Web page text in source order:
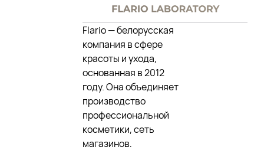
Flario — белорусская
компания в сфере
красоты и ухода,
основанная в 2012
году. Она объединяет
производство
профессиональной
косметики, сеть
магазинов,